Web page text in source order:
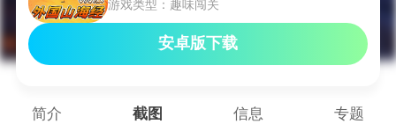
游戏类型：趣味闯关
安卓版下载
简介 截图 信息 专题